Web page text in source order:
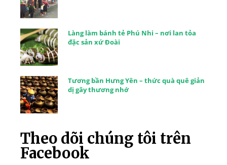
Làng làm bánh tẻ Phú Nhi – nơi lan tỏa
đặc sản xứ Đoài
Tương bần Hưng Yên – thức quà quê giản
dị gây thương nhớ
Theo dõi chúng tôi trên
Facebook